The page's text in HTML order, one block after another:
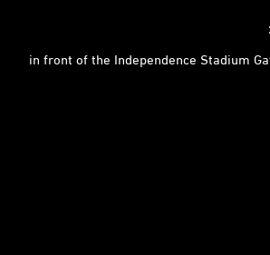
in front of the Independence Stadium